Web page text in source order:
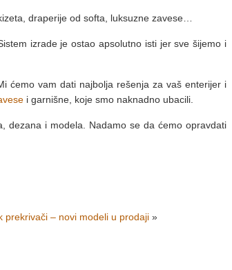
draperije od softa, luksuzne zavese…
izrade je ostao apsolutno isti jer sve šijemo i
ćemo vam dati najbolja rešenja za vaš enterijer i
i garnišne, koje smo naknadno ubacili.
dezana i modela. Nadamo se da ćemo opravdati
prekrivači – novi modeli u prodaji »